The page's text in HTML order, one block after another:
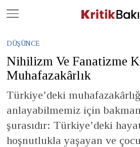
DÜŞÜNCE
Nihilizm Ve Fanatizme
Muhafazakârlık
Türkiye’deki
anlayabilmemiz için
şurasıdır: Türkiye’deki
hoşnutlukla yaşayan ve